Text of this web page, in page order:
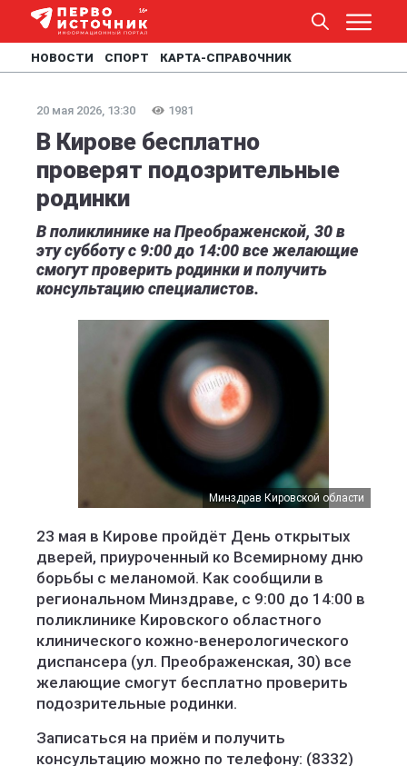
НОВОСТИ СПОРТ КАРТА-СПРАВОЧНИК
20 мая 2026, 13:30 1981
В Кирове бесплатно
проверят подозрительные
родинки
В поликлинике на Преображенской, 30 в
эту субботу с 9:00 до 14:00 все желающие
смогут проверить родинки и получить
консультацию специалистов.
Минздрав Кировской области
23 мая в Кирове пройдёт День открытых
дверей, приуроченный ко Всемирному дню
борьбы с меланомой. Как сообщили в
региональном Минздраве, с 9:00 до 14:00 в
поликлинике Кировского областного
клинического кожно-венерологического
диспансера (ул. Преображенская, 30) все
желающие смогут бесплатно проверить
подозрительные родинки.
Записаться на приём и получить
консультацию можно по телефону: (8332)